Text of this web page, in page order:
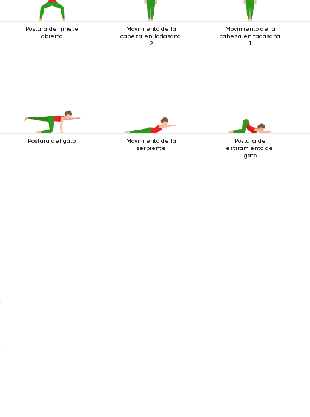
Postura del jinete
abierto
Movimiento de la
cabeza en Tadasana
2
Movimiento de la
cabeza en tadasana
1
Postura del gato
Movimiento de la
serpiente
Postura de
estiramiento del
gato